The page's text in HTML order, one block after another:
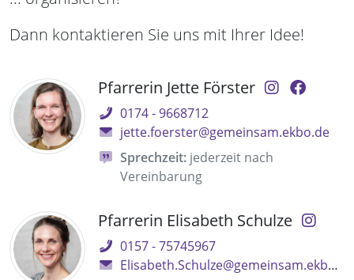
Dann kontaktieren Sie uns mit Ihrer Idee!
Pfarrerin Jette Förster
0174 - 9668712
jette.foerster@gemeinsam.ekbo.de
Sprechzeit: jederzeit nach
Vereinbarung
Pfarrerin Elisabeth Schulze
0157 - 75745967
Elisabeth.Schulze@gemeinsam.ekbo.de